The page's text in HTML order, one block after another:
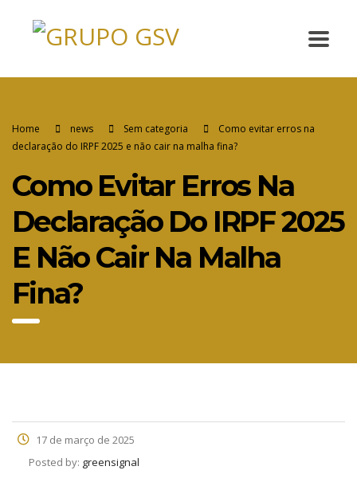
Home news Sem categoria
Como evitar erros na
declaração do IRPF 2025 e não cair na malha fina?
Como Evitar Erros Na
Declaração Do IRPF 2025
E Não Cair Na Malha
Fina?
17 de março de 2025
Posted by: greensignal